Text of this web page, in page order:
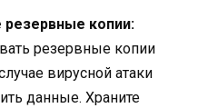
резервные копии:
резервные копии
вирусной атаки
данные. Храните